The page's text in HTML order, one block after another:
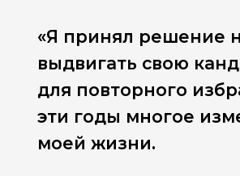
«Я принял решение
выдвигать свою
для повторного
эти годы многое
моей жизни.